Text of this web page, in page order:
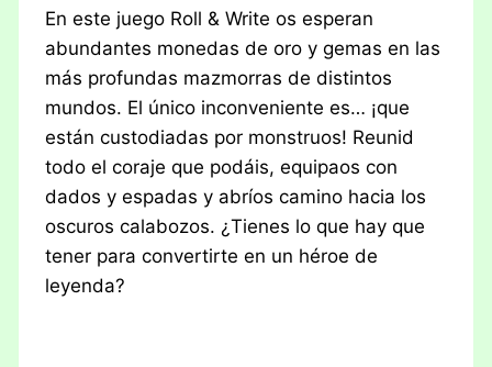
En este juego Roll & Write os esperan
abundantes monedas de oro y gemas en las
más profundas mazmorras de distintos
mundos. El único inconveniente es… ¡que
están custodiadas por monstruos! Reunid
todo el coraje que podáis, equipaos con
dados y espadas y abríos camino hacia los
oscuros calabozos. ¿Tienes lo que hay que
tener para convertirte en un héroe de
leyenda?